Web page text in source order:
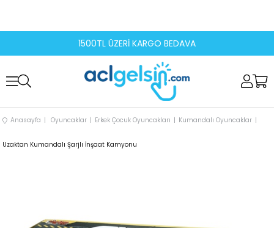
1500TL ÜZERİ KARGO BEDAVA
Anasayfa Oyuncaklar Erkek Çocuk Oyuncakları Kumandalı Oyuncaklar
Uzaktan Kumandalı Şarjlı İnşaat Kamyonu